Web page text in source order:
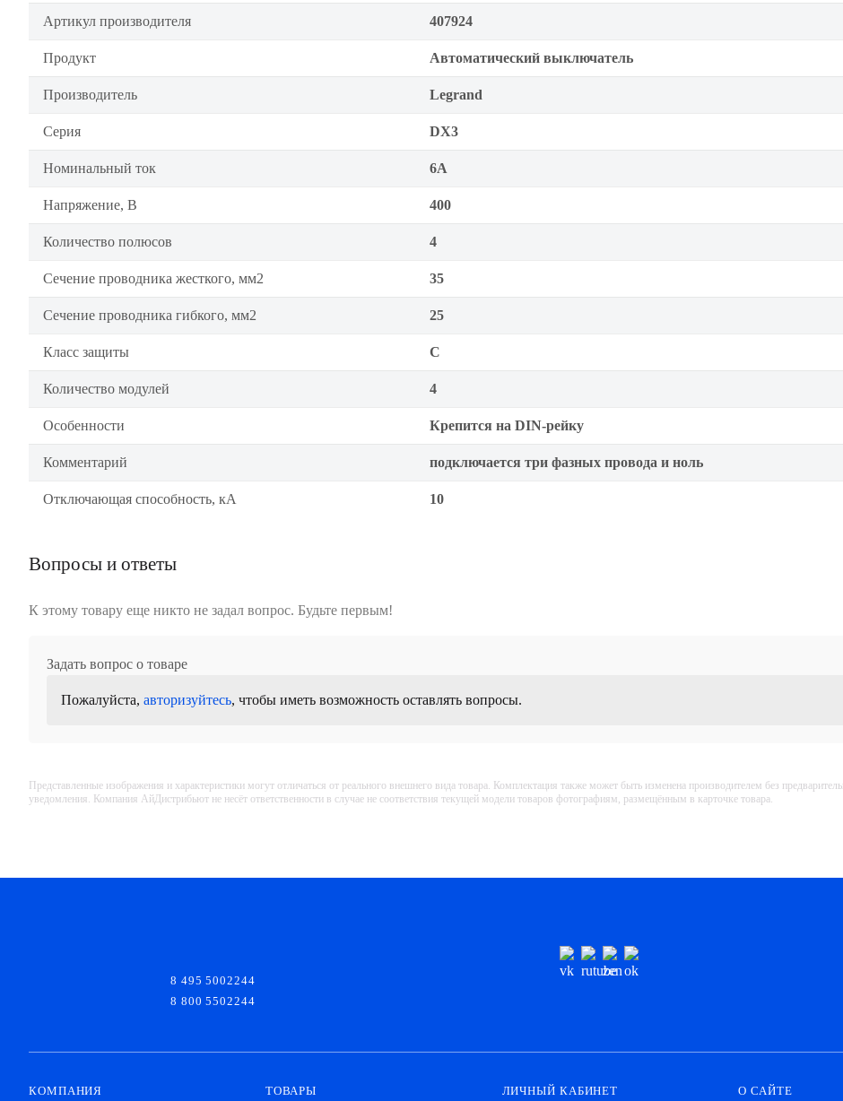
Артикул производителя 407924
Продукт Автоматический выключатель
Производитель Legrand
Серия DX3
Номинальный ток 6А
Напряжение, В 400
Количество полюсов 4
Сечение проводника жесткого, мм2 35
Сечение проводника гибкого, мм2 25
Класс защиты C
Количество модулей 4
Особенности Крепится на DIN-рейку
Комментарий подключается три фазных провода и ноль
Отключающая способность, кА 10
Вопросы и ответы
К этому товару еще никто не задал вопрос. Будьте первым!
Задать вопрос о товаре
Пожалуйста, авторизуйтесь, чтобы иметь возможность оставлять вопросы.
Представленные изображения и характеристики могут отличаться от реального внешнего вида товара. Комплектация также может быть изменена производителем без
уведомления. Компания АйДистрибьют не несёт ответственности в случае не соответствия текущей модели товаров фотографиям, размещённым в карточке товара.
8 495 5002244
8 800 5502244
КОМПАНИЯ ТОВАРЫ ЛИЧНЫЙ КАБИНЕТ О САЙТЕ